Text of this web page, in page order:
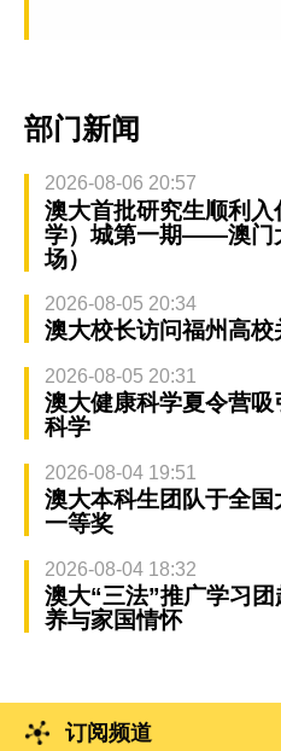
部门新闻
2026-08-06 20:57
澳大首批研究生顺利
学）城第一期——澳门
场）
2026-08-05 20:34
澳大校长访问福州高
2026-08-05 20:31
澳大健康科学夏令营
科学
2026-08-04 19:51
澳大本科生团队于全
一等奖
2026-08-04 18:32
澳大“三法”推广学习
养与家国情怀
订阅频道